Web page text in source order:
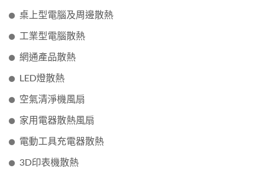
桌上型電腦及周邊散熱
工業型電腦散熱
網通產品散熱
LED燈散熱
空氣清淨機風扇
家用電器散熱風扇
電動工具充電器散熱
3D印表機散熱